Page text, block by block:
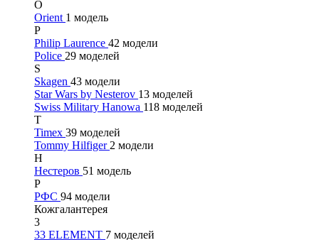
O
Orient 1 модель
P
Philip Laurence 42 модели
Police 29 моделей
S
Skagen 43 модели
Star Wars by Nesterov 13 моделей
Swiss Military Hanowa 118 моделей
T
Timex 39 моделей
Tommy Hilfiger 2 модели
Н
Нестеров 51 модель
Р
РФС 94 модели
Кожгалантерея
3
33 ELEMENT 7 моделей